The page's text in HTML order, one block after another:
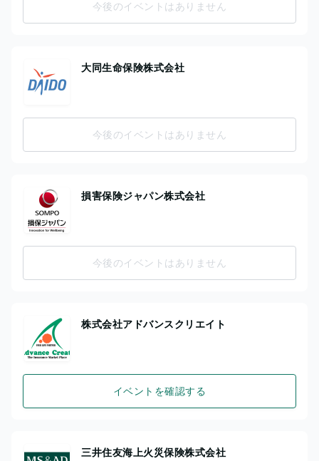
今後のイベントはありません
大同生命保険株式会社
今後のイベントはありません
損害保険ジャパン株式会社
今後のイベントはありません
株式会社アドバンスクリエイト
イベントを確認する
三井住友海上火災保険株式会社